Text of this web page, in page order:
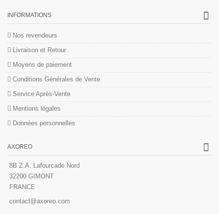
INFORMATIONS
Nos revendeurs
Livraison et Retour
Moyens de paiement
Conditions Générales de Vente
Service Après-Vente
Mentions légales
Données personnelles
AXOREO
8B Z.A. Lafourcade Nord
32200 GIMONT
FRANCE
contact@axoreo.com